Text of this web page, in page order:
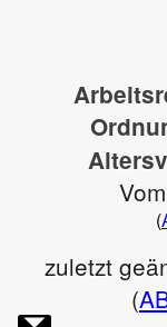
(
zuletzt
(